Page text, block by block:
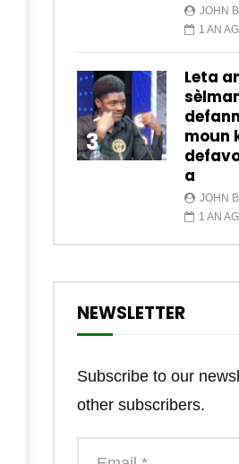
JOHN
1 AN
3
Leta
moun
a
JOHN
1 AN
NEWSLETTER
Subscribe to our
other subscribers.